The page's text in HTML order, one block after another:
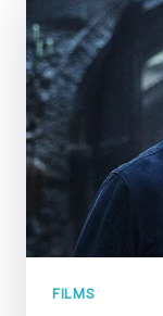
FILMS